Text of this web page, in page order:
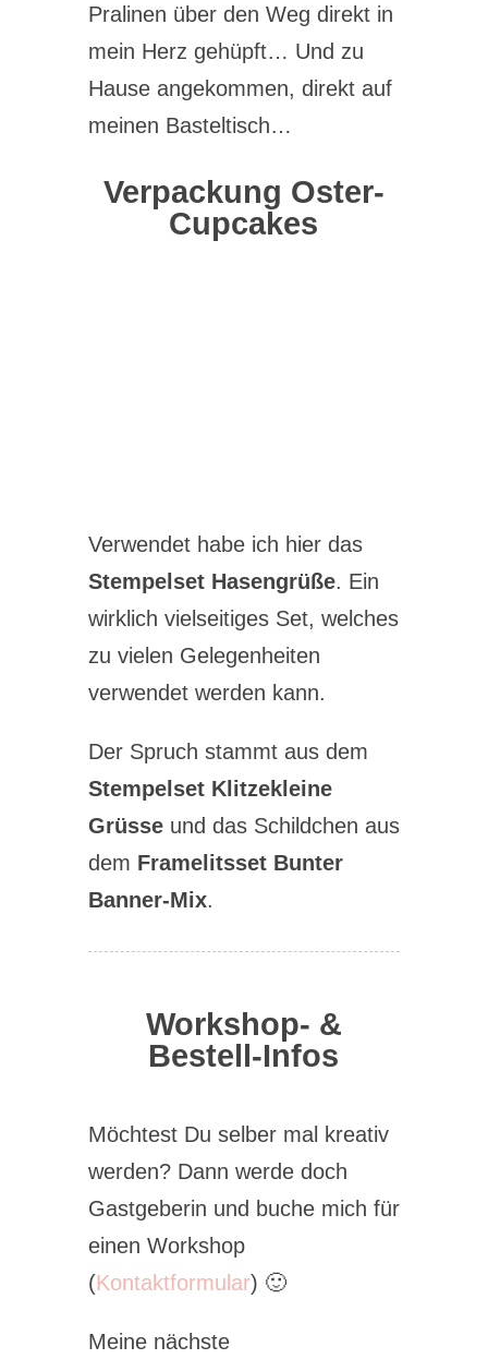
Pralinen über den Weg direkt in
mein Herz gehüpft… Und zu
Hause angekommen, direkt auf
meinen Basteltisch…
Verpackung Oster-
Cupcakes
Verwendet habe ich hier das
Stempelset Hasengrüße. Ein
wirklich vielseitiges Set, welches
zu vielen Gelegenheiten
verwendet werden kann.
Der Spruch stammt aus dem
Stempelset Klitzekleine
Grüsseund das Schildchen aus
dem Framelitsset Bunter
Banner-Mix.
Workshop- &
Bestell-Infos
Möchtest Du selber mal kreativ
werden? Dann werde doch
Gastgeberin und buche mich für
einen Workshop
(Kontaktformular) 🙂
Meine nächste